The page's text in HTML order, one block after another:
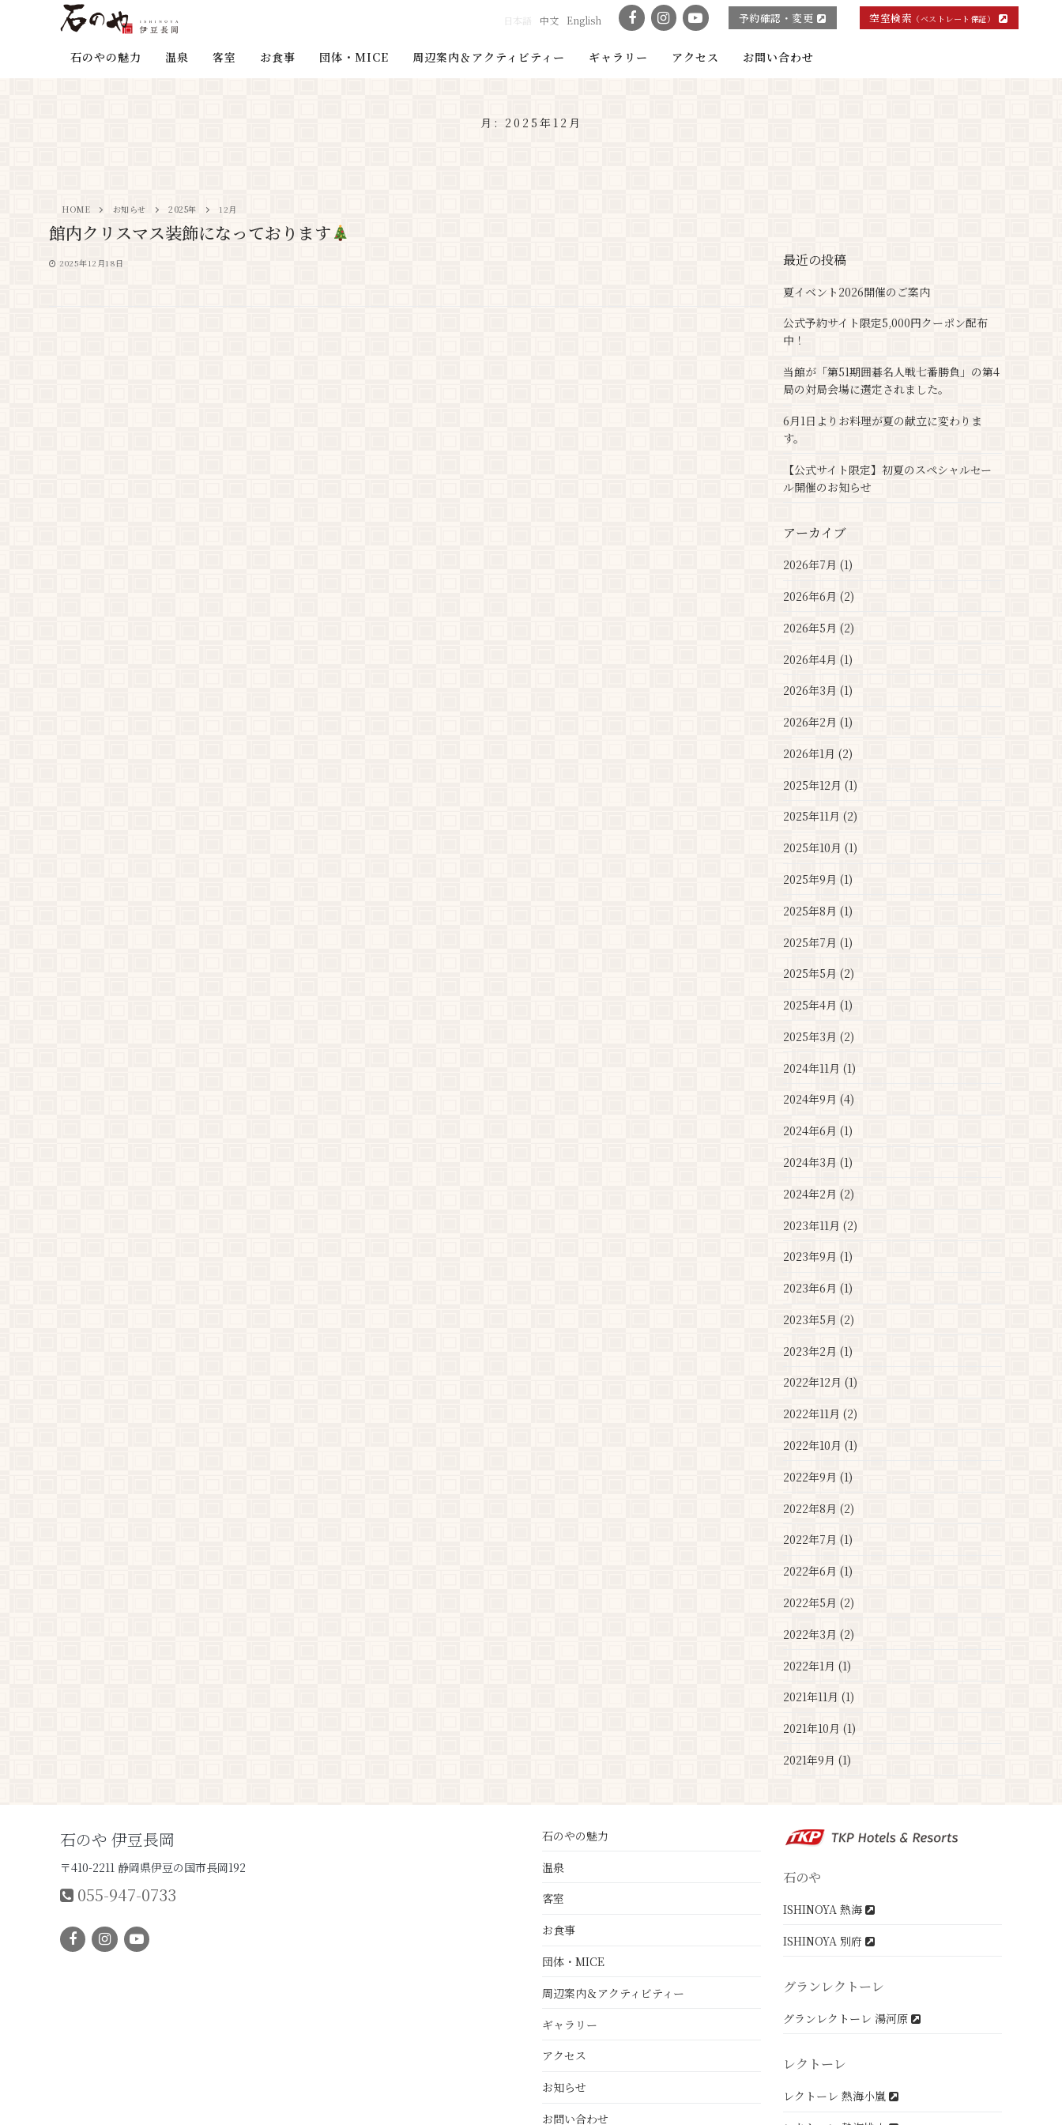
English
日本語 中文 予約確認・変更 空室検索 （ベストレート保証）
石のやの魅力 温泉 客室 お食事 団体・MICE 周辺案内＆アクティビティー ギャラリー アクセス お問い合わせ
月: 2025年12月
HOME お知らせ 2025年 12月
館内クリスマス装飾になっております
2025年12月18日 最近の投稿
夏イベント2026開催のご案内
公式予約サイト限定5,000円クーポン配布
中！
当館が「第51期囲碁名人戦七番勝負」の第4
局の対局会場に選定されました。
6月1日よりお料理が夏の献立に変わりま
す。
【公式サイト限定】初夏のスペシャルセー
ル開催のお知らせ
アーカイブ
2026年7月 (1)
2026年6月 (2)
2026年5月 (2)
2026年4月 (1)
2026年3月 (1)
2026年2月 (1)
2026年1月 (2)
2025年12月 (1)
2025年11月 (2)
2025年10月 (1)
2025年9月 (1)
2025年8月 (1)
2025年7月 (1)
2025年5月 (2)
2025年4月 (1)
2025年3月 (2)
2024年11月 (1)
2024年9月 (4)
2024年6月 (1)
2024年3月 (1)
2024年2月 (2)
2023年11月 (2)
2023年9月 (1)
2023年6月 (1)
2023年5月 (2)
2023年2月 (1)
2022年12月 (1)
2022年11月 (2)
2022年10月 (1)
2022年9月 (1)
2022年8月 (2)
2022年7月 (1)
2022年6月 (1)
2022年5月 (2)
2022年3月 (2)
2022年1月 (1)
2021年11月 (1)
2021年10月 (1)
2021年9月 (1)
石のや 伊豆長岡
〒410-2211 静岡県伊豆の国市長岡192
055-947-0733
石のやの魅力
温泉
客室
お食事
団体・MICE
周辺案内＆アクティビティー
ギャラリー
アクセス
お知らせ
お問い合わせ
石のや
ISHINOYA 熱海
ISHINOYA 別府
グランレクトーレ
グランレクトーレ 湯河原
レクトーレ
レクトーレ 熱海小嵐